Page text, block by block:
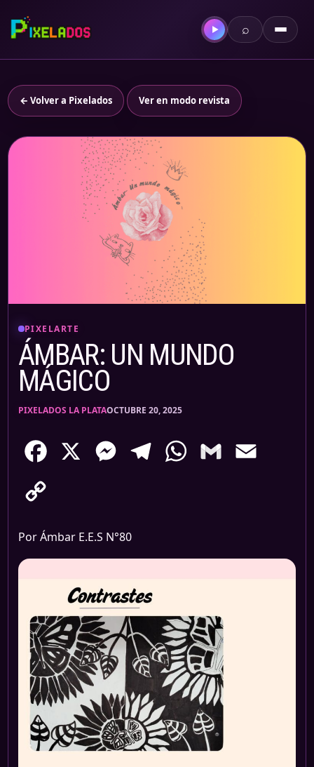
▶ ⌕
← Volver a Pixelados Ver en modo revista
PIXELARTE
ÁMBAR: UN MUNDO
MÁGICO
PIXELADOS LA PLATAOCTUBRE 20, 2025
Facebook MessengerTelegramWhatsAppGmail
Por Ámbar E.E.S N°80